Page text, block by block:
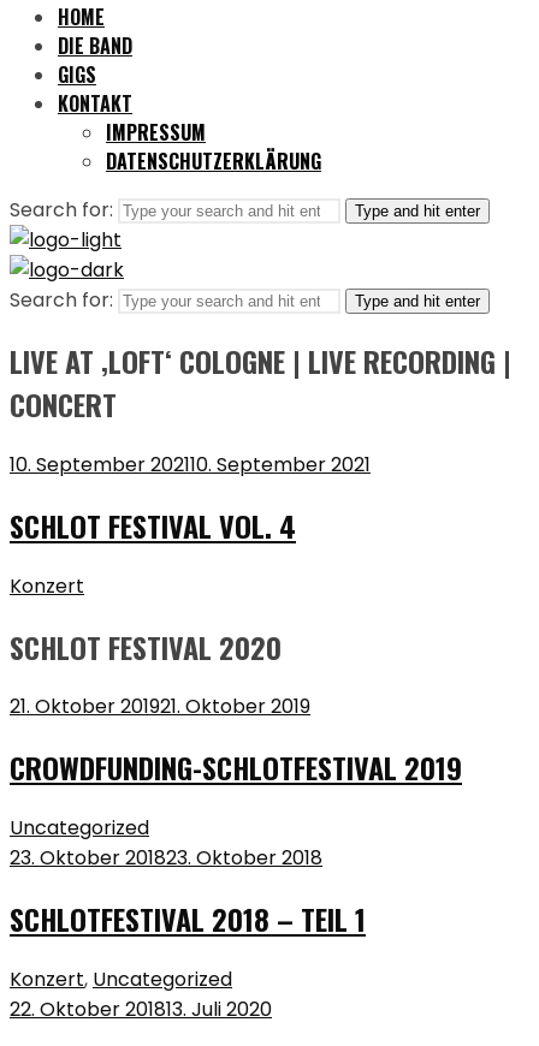
HOME
DIE BAND
GIGS
KONTAKT
IMPRESSUM
DATENSCHUTZERKLÄRUNG
Search for: Type and hit enter
Search for: Type and hit enter
LIVE AT ‚LOFT‘ COLOGNE | LIVE RECORDING |
CONCERT
10. September 202110. September 2021
SCHLOT FESTIVAL VOL. 4
Konzert
SCHLOT FESTIVAL 2020
21. Oktober 201921. Oktober 2019
CROWDFUNDING-SCHLOTFESTIVAL 2019
Uncategorized
23. Oktober 201823. Oktober 2018
SCHLOTFESTIVAL 2018 – TEIL 1
Konzert, Uncategorized
22. Oktober 201813. Juli 2020